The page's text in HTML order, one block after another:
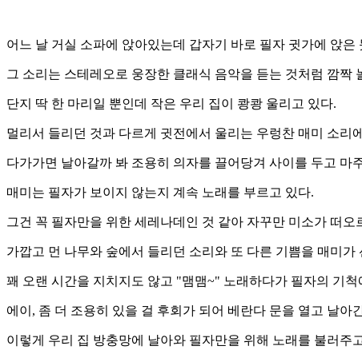
어느 날 거실 소파에 앉아있는데 갑자기 바로 필자 귓가에 앉
그 소리는 스테레오로 웅장한 클래식 음악을 듣는 것처럼 깜
단지 딱 한 마리일 뿐인데 작은 우리 집이 쾅쾅 울리고 있다.
멀리서 들리던 것과 다르게 귓전에서 울리는 우렁찬 매미 소리
다가가면 날아갈까 봐 조용히 의자를 끌어당겨 사이를 두고 마
매미는 필자가 보이지 않는지 계속 노래를 부르고 있다.
그건 꼭 필자만을 위한 세레나데인 것 같아 자꾸만 미소가 떠오
가깝고 먼 나무와 숲에서 들리던 소리와 또 다른 기쁨을 매미가
꽤 오랜 시간을 지치지도 않고 "맴맴~" 노래하다가 필자의 기
에이, 좀 더 조용히 있을 걸 후회가 되어 베란다 문을 열고 날아
이렇게 우리 집 방충망에 날아와 필자만을 위해 노래를 불러주